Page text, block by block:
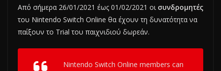
Από σήμερα 26/01/2021 έως 01/02/2021 οι συνδρομητές
του Nintendo Switch Online θα έχουν τη δυνατότητα να
παίξουν το Trial του παιχνιδιού δωρεάν.
Nintendo Switch Online members can